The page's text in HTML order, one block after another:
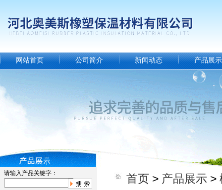
网站首页 公司简介 新闻动态 产品展示
请输入产品关键字： 首页 > 产品展示 >